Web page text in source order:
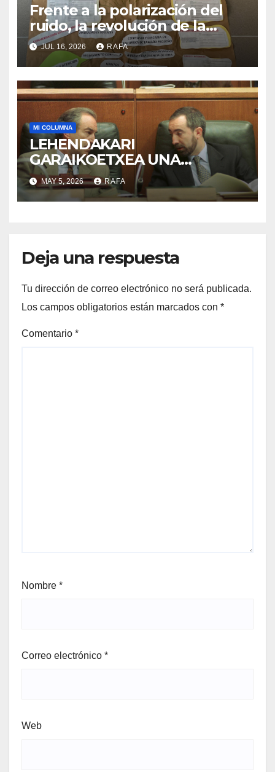
Frente a la polarización del
ruido, la revolución de la
acogida
JUL 16, 2026 RAFA
MI COLUMNA
LEHENDAKARI
GARAIKOETXEA UNA
PERSONA QUE DIGNIFICA EL
EJERCICIO DE LA POLÍTICA
MAY 5, 2026 RAFA
Deja una respuesta
Tu dirección de correo electrónico no será publicada.
Los campos obligatorios están marcados con *
Comentario *
Nombre *
Correo electrónico *
Web